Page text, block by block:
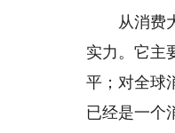
从消费大
实力。它主
平；对全球
已经是一个